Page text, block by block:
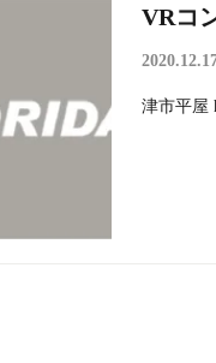
VRコ
津市平屋